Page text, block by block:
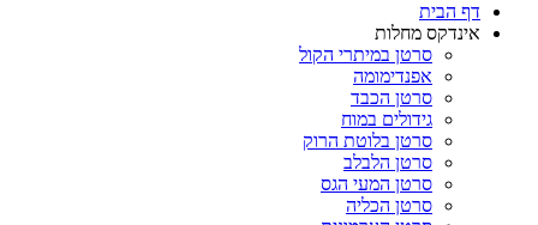
דף הבית
אינדקס מחלות
סרטן במיתרי הקול
אפנדימומה
סרטן הכבד
גידולים במוח
סרטן בלוטת הרוק
סרטן הלבלב
סרטן המעי הגס
סרטן הכליה